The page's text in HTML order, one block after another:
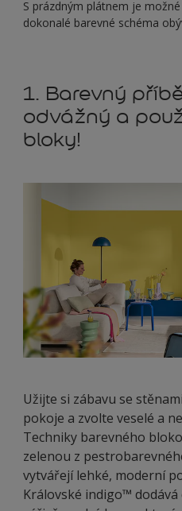
S prázdným plátnem je
dokonalé barevné schéma
1. Barevný
odvážný a
bloky!
Užijte si zábavu se
pokoje a zvolte veselé a
Techniky barevného
zelenou z
vytvářejí lehké, moderní
Královské indigo™